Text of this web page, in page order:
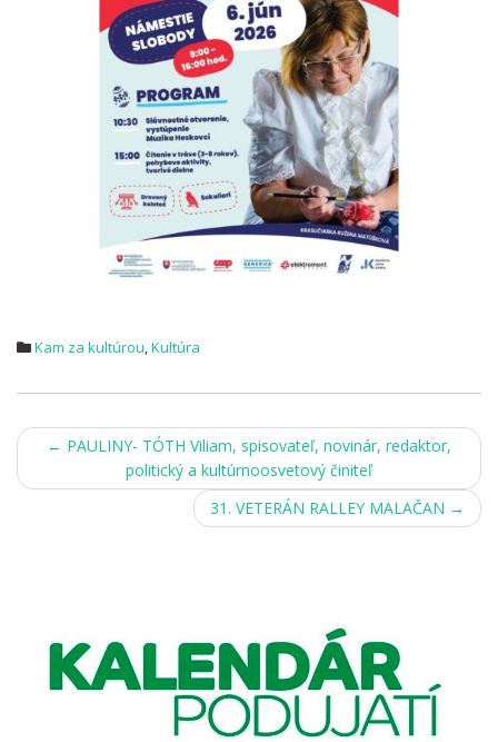
Kam za kultúrou,Kultúra
Post
navigation
← PAULINY- TÓTH Viliam, spisovateľ, novinár, redaktor,
politický a kultúrnoosvetový činiteľ
31. VETERÁN RALLEY MALAČAN →